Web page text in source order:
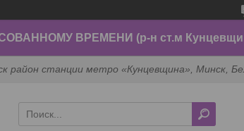
ВРЕМЕНИ (р-н ст.м
район станции метро «Кунцевщина», Минск,